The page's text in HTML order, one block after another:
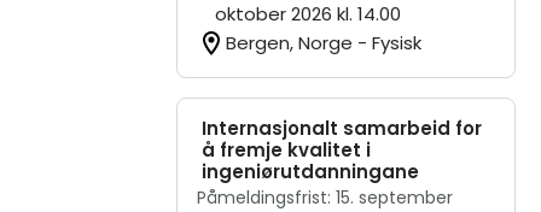
oktober 2026 kl. 14.00
Bergen, Norge - Fysisk
Internasjonalt samarbeid for
å fremje kvalitet i
ingeniørutdanningane
Påmeldingsfrist: 15. september